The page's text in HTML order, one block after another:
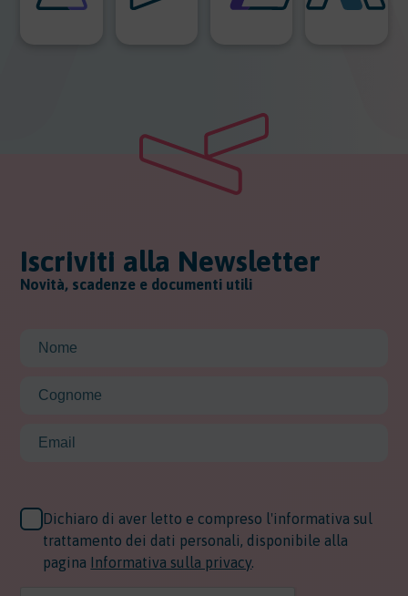
Iscriviti alla Newsletter
Novità, scadenze e documenti utili
Dichiaro di aver letto e compreso l'informativa sul
trattamento dei dati personali, disponibile alla
pagina Informativa sulla privacy.